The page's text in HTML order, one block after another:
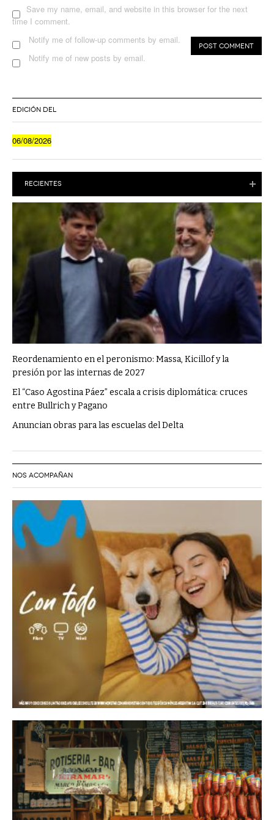
Save my name, email, and website in this browser for the next
time I comment.
Notify me of follow-up comments by email.
Notify me of new posts by email.
EDICIÓN DEL
06/08/2026
RECIENTES
Reordenamiento en el peronismo: Massa, Kicillof y la
presión por las internas de 2027
El “Caso Agostina Páez” escala a crisis diplomática: cruces
entre Bullrich y Pagano
Anuncian obras para las escuelas del Delta
NOS ACOMPAÑAN